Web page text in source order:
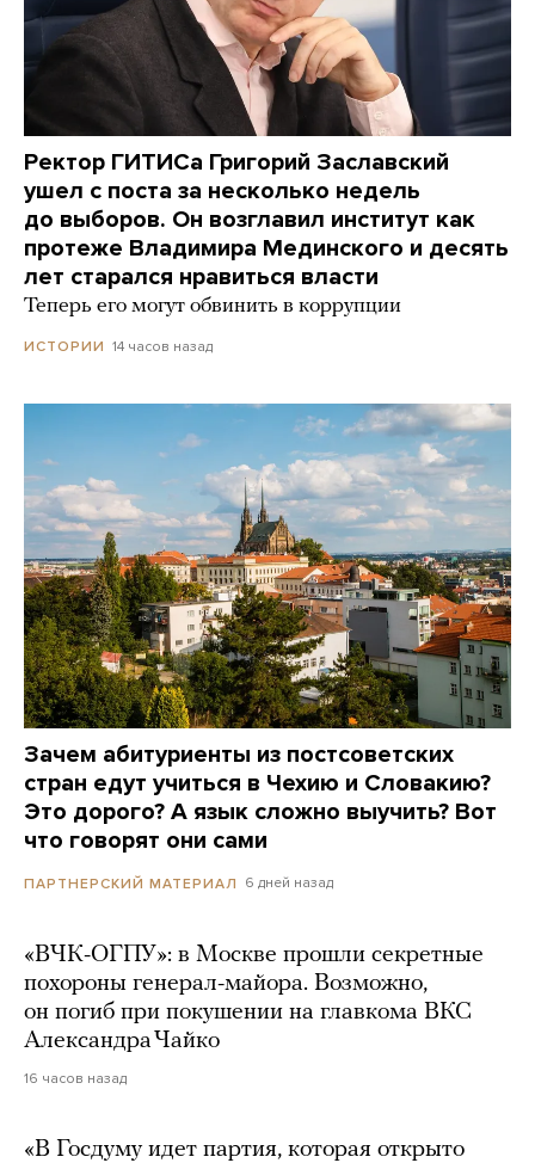
Ректор ГИТИСа Григорий Заславский
ушел с поста за несколько недель
до выборов. Он возглавил институт как
протеже Владимира Мединского и десять
лет старался нравиться власти
Теперь его могут обвинить в коррупции
ИСТОРИИ 14 часов назад
Зачем абитуриенты из постсоветских
стран едут учиться в Чехию и Словакию?
Это дорого? А язык сложно выучить? Вот
что говорят они сами
ПАРТНЕРСКИЙ МАТЕРИАЛ 6 дней назад
«ВЧК-ОГПУ»: в Москве прошли секретные
похороны генерал-майора. Возможно,
он погиб при покушении на главкома ВКС
Александра Чайко
16 часов назад
«В Госдуму идет партия, которая открыто